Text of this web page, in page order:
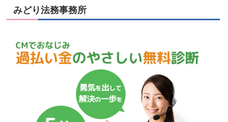
みどり法務事務所